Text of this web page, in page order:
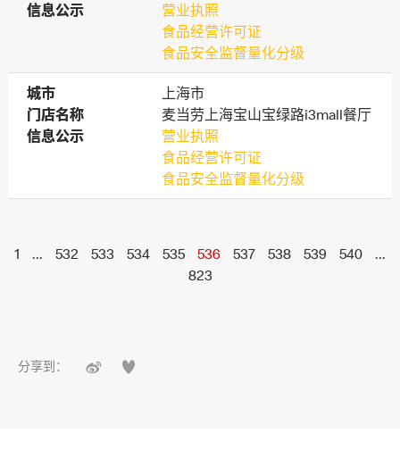
信息公示
信息公示
营业执照
食品经营许可证
食品安全监督量化分级
城市
城市
上海市
门店名称
门店名称
麦当劳上海宝山宝绿路i3mall餐厅
信息公示
信息公示
营业执照
食品经营许可证
食品安全监督量化分级
1 ... 532 533 534 535 536 537 538 539 540
...
823
分享到：  